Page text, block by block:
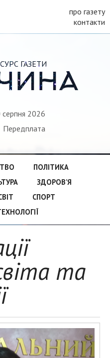
про газету
контакти
ГАЗЕТИ
2026
Передплата
ПОЛІТИКА
ЗДОРОВ’Я
СПОРТ
та